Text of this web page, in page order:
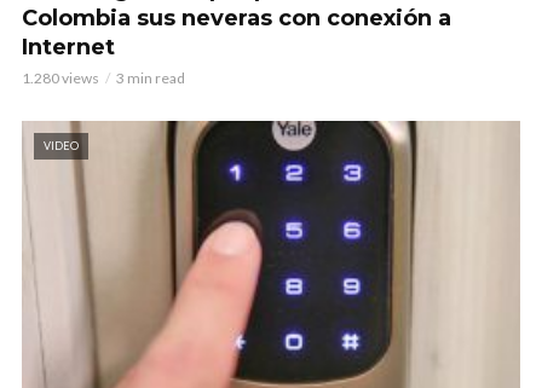
Colombia sus neveras con conexión a
Internet
1.280 views 3 min read
VIDEO